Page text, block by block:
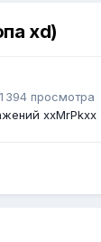
xd)
1 394 просмотра
xxMrPkxx